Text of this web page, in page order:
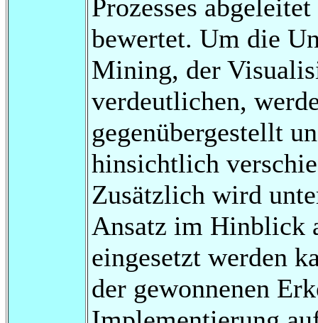
Prozesses
bewertet. Um die
Mining, der
verdeutlichen,
gegenübergestellt
hinsichtlich
Zusätzlich wird
Ansatz im Hinblick
eingesetzt werden
der gewonnenen